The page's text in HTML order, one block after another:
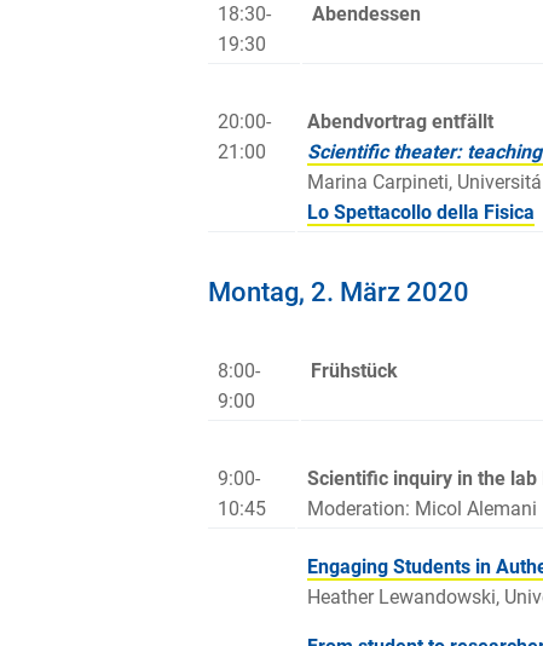
18:30-
19:30
Abendessen
20:00-
21:00
Abendvortrag entfällt
Scientific theater:
Marina Carpineti,
Lo Spettacollo della Fisica
Montag, 2. März 2020
8:00-
9:00
Frühstück
9:00-
10:45
Scientific inquiry in the lab
Moderation: Micol Alemani
Engaging Students in
Heather Lewandowski,